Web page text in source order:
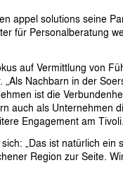
appel solutions seine
für Personalberatung
auf Vermittlung von
Nachbarn in der
ist die
auch als Unternehmen
Engagement am Tivoli.
„Das ist natürlich
Region zur Seite.